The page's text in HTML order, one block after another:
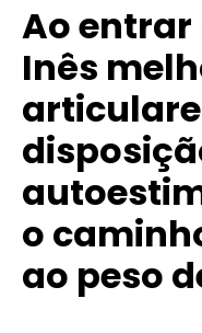
Ao entrar
Inês
o
ao peso